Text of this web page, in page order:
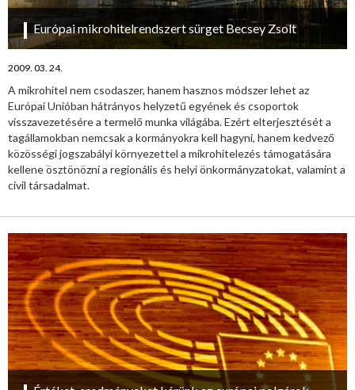
Európai mikrohitelrendszert sürget Becsey Zsolt
2009. 03. 24.
A mikrohitel nem csodaszer, hanem hasznos módszer lehet az
Európai Unióban hátrányos helyzetű egyének és csoportok
visszavezetésére a termelő munka világába. Ezért elterjesztését a
tagállamokban nemcsak a kormányokra kell hagyni, hanem kedvező
közösségi jogszabályi környezettel a mikrohitelezés támogatására
kellene ösztönözni a regionális és helyi önkormányzatokat, valamint a
civil társadalmat.